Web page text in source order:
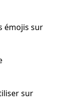
émojis sur
sur